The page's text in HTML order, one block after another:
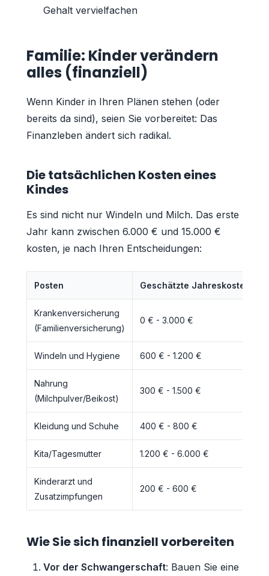
Gehalt vervielfachen
Familie: Kinder verändern
alles (finanziell)
Wenn Kinder in Ihren Plänen stehen (oder
bereits da sind), seien Sie vorbereitet: Das
Finanzleben ändert sich radikal.
Die tatsächlichen Kosten eines
Kindes
Es sind nicht nur Windeln und Milch. Das erste
Jahr kann zwischen 6.000 € und 15.000 €
kosten, je nach Ihren Entscheidungen:
Posten Geschätzte Jahreskosten
Krankenversicherung
(Familienversicherung)
0 € - 3.000 €
Windeln und Hygiene 600 € - 1.200 €
Nahrung
(Milchpulver/Beikost)
300 € - 1.500 €
Kleidung und Schuhe 400 € - 800 €
Kita/Tagesmutter 1.200 € - 6.000 €
Kinderarzt und
Zusatzimpfungen
200 € - 600 €
Wie Sie sich finanziell vorbereiten
Vor der Schwangerschaft: Bauen Sie eine